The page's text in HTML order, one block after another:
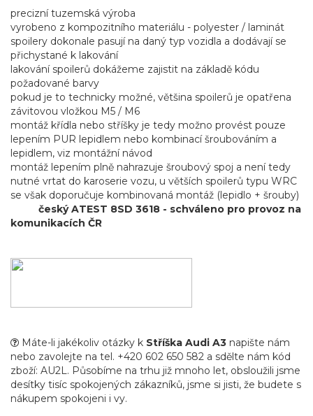
precizní tuzemská výroba
vyrobeno z kompozitního materiálu - polyester / laminát
spoilery dokonale pasují na daný typ vozidla a dodávají se
přichystané k lakování
lakování spoilerů dokážeme zajistit na základě kódu
požadované barvy
pokud je to technicky možné, většina spoilerů je opatřena
závitovou vložkou M5 / M6
montáž křídla nebo stříšky je tedy možno provést pouze
lepením PUR lepidlem nebo kombinací šroubováním a
lepidlem, viz montážní návod
montáž lepením plně nahrazuje šroubový spoj a není tedy
nutné vrtat do karoserie vozu, u větších spoilerů typu WRC
se však doporučuje kombinovaná montáž (lepidlo + šrouby)
český ATEST 8SD 3618 - schváleno pro provoz na
komunikacích ČR
Máte-li jakékoliv otázky k Stříška Audi A3 napište nám
nebo zavolejte na tel. +420 602 650 582 a sdělte nám kód
zboží: AU2L. Působíme na trhu již mnoho let, obsloužili jsme
desítky tisíc spokojených zákazníků, jsme si jisti, že budete s
nákupem spokojeni i vy.